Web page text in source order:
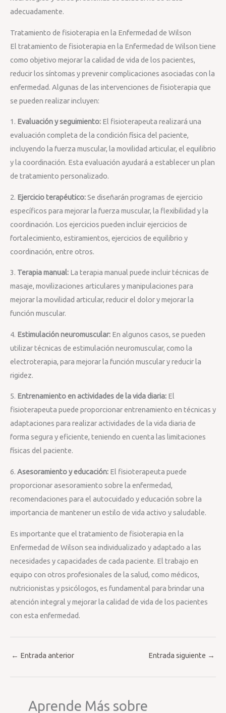
adecuadamente.
Tratamiento de fisioterapia en la Enfermedad de Wilson
El tratamiento de fisioterapia en la Enfermedad de Wilson tiene
como objetivo mejorar la calidad de vida de los pacientes,
reducir los síntomas y prevenir complicaciones asociadas con la
enfermedad. Algunas de las intervenciones de fisioterapia que
se pueden realizar incluyen:
1. Evaluación y seguimiento: El fisioterapeuta realizará una
evaluación completa de la condición física del paciente,
incluyendo la fuerza muscular, la movilidad articular, el equilibrio
y la coordinación. Esta evaluación ayudará a establecer un plan
de tratamiento personalizado.
2. Ejercicio terapéutico:Se diseñarán programas de ejercicio
específicos para mejorar la fuerza muscular, la flexibilidad y la
coordinación. Los ejercicios pueden incluir ejercicios de
fortalecimiento, estiramientos, ejercicios de equilibrio y
coordinación, entre otros.
3. Terapia manual: La terapia manual puede incluir técnicas de
masaje, movilizaciones articulares y manipulaciones para
mejorar la movilidad articular, reducir el dolor y mejorar la
función muscular.
4. Estimulación neuromuscular: En algunos casos, se pueden
utilizar técnicas de estimulación neuromuscular, como la
electroterapia, para mejorar la función muscular y reducir la
rigidez.
5. Entrenamiento en actividades de la vida diaria: El
fisioterapeuta puede proporcionar entrenamiento en técnicas y
adaptaciones para realizar actividades de la vida diaria de
forma segura y eficiente, teniendo en cuenta las limitaciones
físicas del paciente.
6. Asesoramiento y educación: El fisioterapeuta puede
proporcionar asesoramiento sobre la enfermedad,
recomendaciones para el autocuidado y educación sobre la
importancia de mantener un estilo de vida activo y saludable.
Es importante que el tratamiento de fisioterapia en la
Enfermedad de Wilson sea individualizado y adaptado a las
necesidades y capacidades de cada paciente. El trabajo en
equipo con otros profesionales de la salud, como médicos,
nutricionistas y psicólogos, es fundamental para brindar una
atención integral y mejorar la calidad de vida de los pacientes
con esta enfermedad.
← Entrada anterior Entrada siguiente →
Aprende Más sobre